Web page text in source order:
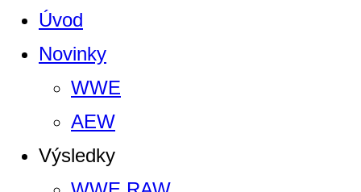
Úvod
Novinky
WWE
AEW
Výsledky